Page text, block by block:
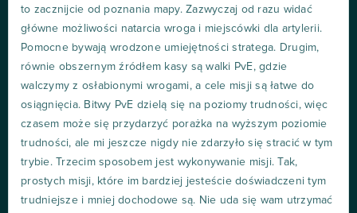
to zacznijcie od poznania mapy. Zazwyczaj od razu widać
główne możliwości natarcia wroga i miejscówki dla artylerii.
Pomocne bywają wrodzone umiejętności stratega. Drugim,
równie obszernym źródłem kasy są walki PvE, gdzie
walczymy z osłabionymi wrogami, a cele misji są łatwe do
osiągnięcia. Bitwy PvE dzielą się na poziomy trudności, więc
czasem może się przydarzyć porażka na wyższym poziomie
trudności, ale mi jeszcze nigdy nie zdarzyło się stracić w tym
trybie. Trzecim sposobem jest wykonywanie misji. Tak,
prostych misji, które im bardziej jesteście doświadczeni tym
trudniejsze i mniej dochodowe są. Nie uda się wam utrzymać